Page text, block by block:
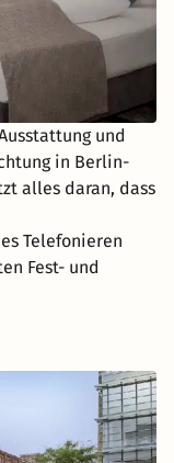
und
in Berlin-
alles daran, dass
Telefonieren
Fest- und